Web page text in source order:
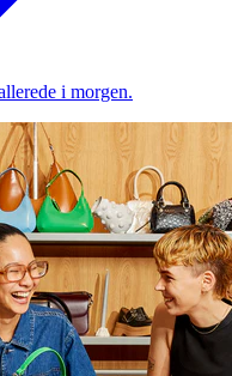
i morgen.